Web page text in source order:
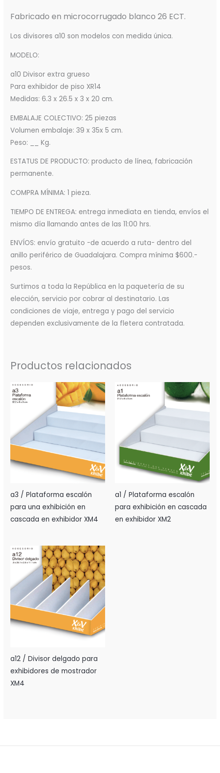
Fabricado en microcorrugado blanco 26 ECT.
Los divisores a10 son modelos con medida única.
MODELO:
a10 Divisor extra grueso
Para exhibidor de piso XR14
Medidas: 6.3 x 26.5 x 3 x 20 cm.
EMBALAJE COLECTIVO: 25 piezas
Volumen embalaje: 39 x 35x 5 cm.
Peso: __ Kg.
ESTATUS DE PRODUCTO: producto de línea, fabricación
permanente.
COMPRA MÍNIMA: 1 pieza.
TIEMPO DE ENTREGA: entrega inmediata en tienda, envíos el
mismo día llamando antes de las 11:00 hrs.
ENVÍOS: envío gratuito -de acuerdo a ruta- dentro del
anillo periférico de Guadalajara. Compra mínima $600.-
pesos.
Surtimos a toda la República en la paquetería de su
elección, servicio por cobrar al destinatario. Las
condiciones de viaje, entrega y pago del servicio
dependen exclusivamente de la fletera contratada.
Productos relacionados
a3 / Plataforma escalón
para una exhibición en
cascada en exhibidor XM4
a1 / Plataforma escalón
para exhibición en cascada
en exhibidor XM2
a12 / Divisor delgado para
exhibidores de mostrador
XM4